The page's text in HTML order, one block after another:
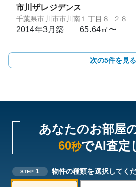
市川ザレジデンス
千葉県市川市市川南１丁目８−２８
2014年3月築 65.64㎡〜
次の5件を見る
あなたのお部屋
60秒でAI査定
STEP 1 物件の種類を選択してく